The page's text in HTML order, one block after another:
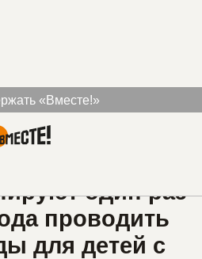
«Вместе!»
Главная
спорт»
один раз
проводить
для детей с